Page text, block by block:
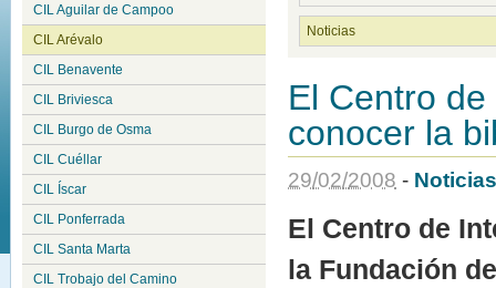
CIL Aguilar de Campoo
CIL Arévalo
CIL Benavente
CIL Briviesca
CIL Burgo de Osma
CIL Cuéllar
CIL Íscar
CIL Ponferrada
CIL Santa Marta
CIL Trobajo del Camino
Noticias
El Centro
conocer la
29/02/2008 - Noticias
El Centro de
la Fundación